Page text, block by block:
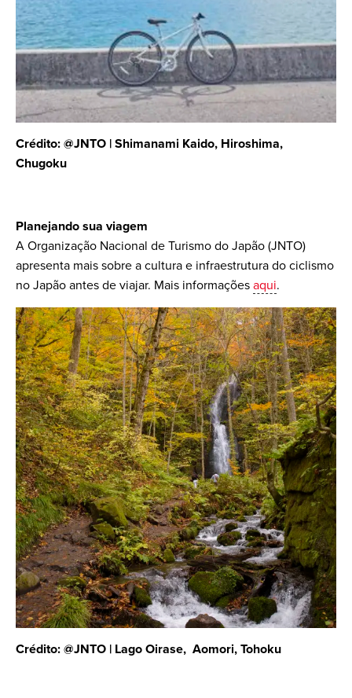
Crédito: @JNTO | Shimanami Kaido, Hiroshima,
Chugoku
Planejando sua viagem
A Organização Nacional de Turismo do Japão (JNTO)
apresenta mais sobre a cultura e infraestrutura do ciclismo
no Japão antes de viajar. Mais informações aqui.
Crédito: @JNTO | Lago Oirase, Aomori, Tohoku